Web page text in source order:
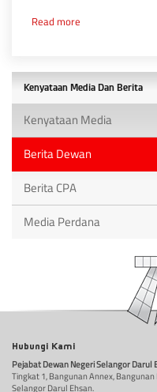
Read more
Kenyataan Media Dan Berita
Kenyataan Media
Berita Dewan
Berita CPA
Media Perdana
Hubungi Kami
Pejabat Dewan Negeri Selangor Darul
Tingkat 1, Bangunan Annex,
Selangor Darul Ehsan.